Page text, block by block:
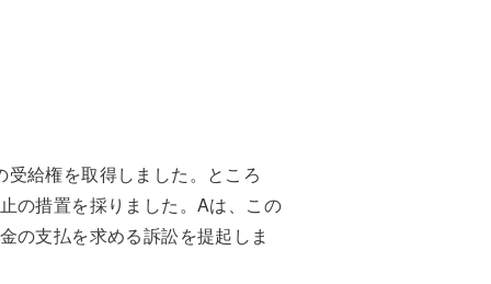
給権を取得しました。ところ
の措置を採りました。Aは、この
の支払を求める訴訟を提起しま